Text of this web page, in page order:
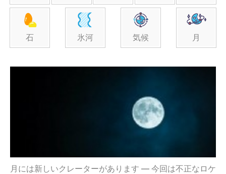
石 氷河 気候 月
月には新しいクレーターがあります — 今回は不正なロケ